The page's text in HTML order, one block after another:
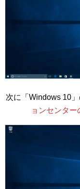
次に「Windows 10
ョンセンター